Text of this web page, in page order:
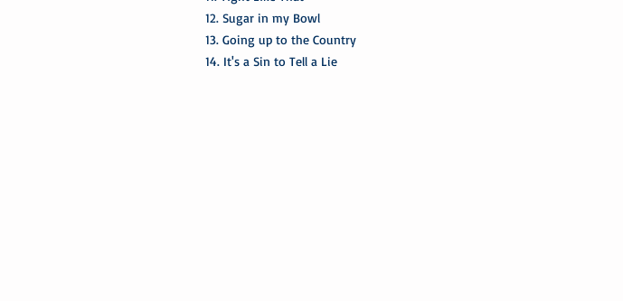
12. Sugar in my Bowl
13. Going up to the Country
14. It's a Sin to Tell a Lie